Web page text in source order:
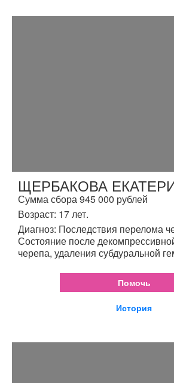
ЩЕРБАКОВА
Сумма сбора 945 000 рублей
Возраст: 17 лет.
Диагноз: Последствия перелома
Состояние после
черепа, удаления субдуральной
Помочь
История